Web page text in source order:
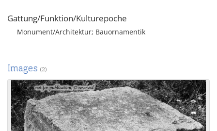
Gattung/Funktion/Kulturepoche
Monument/Architektur; Bauornamentik
Images (2)